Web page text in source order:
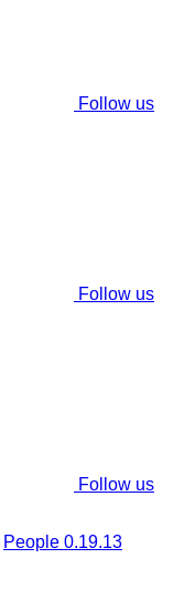
Follow us
Follow us
Follow us
People 0.19.13